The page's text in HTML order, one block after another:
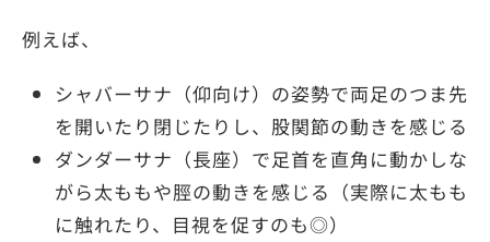
例えば、
シャバーサナ（仰向け）の姿勢で両足のつま先
を開いたり閉じたりし、股関節の動きを感じる
ダンダーサナ（長座）で足首を直角に動かしな
がら太ももや脛の動きを感じる（実際に太もも
に触れたり、目視を促すのも◎）